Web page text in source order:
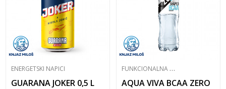
ENERGETSKI NAPICI
GUARANA JOKER 0,5 L
F
UNKCIONALNA VODA
AQUA VIVA BCAA ZERO